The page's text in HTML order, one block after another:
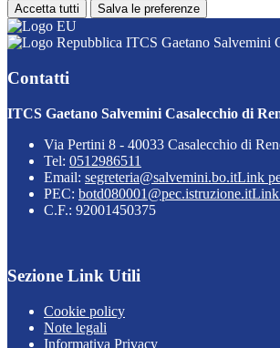
Accetta tutti Salva le preferenze
ITCS Gaetano Salvemini
Contatti
ITCS Gaetano Salvemini Casalecchio di
Via Pertini 8 - 40033 Casalecchio di
Tel: 0512986511
Email: segreteria@salvemini.bo.itLink
PEC: botd080001@pec.istruzione.itLink
C.F.: 92001450375
Sezione Link Utili
Cookie policy
Note legali
Informativa Privacy